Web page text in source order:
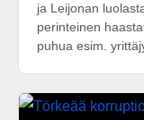
ja Leijonan
perinteinen
puhua esim.